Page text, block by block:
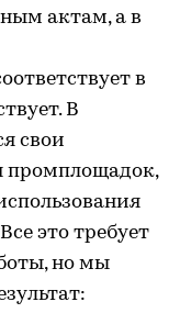
актам, а в
в
В
свои
промплощадок,
это требует
но мы